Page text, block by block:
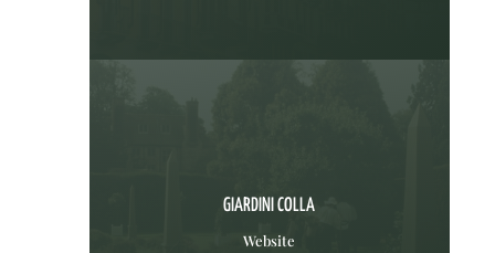
GIARDINI COLLA
Website